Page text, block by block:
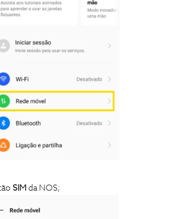
SIM da NOS;